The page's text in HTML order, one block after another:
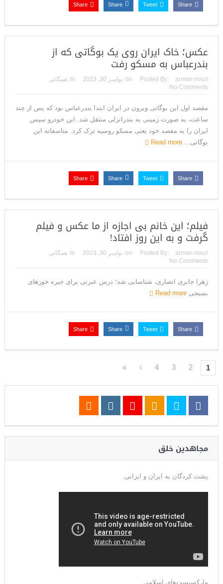
Share
Tweet
Share
Share
عکس؛ خاک ایران روی یک بوگاتی که از
بندرعباس به مسکو رفت
Posted By: arman nouri
on: نوامبر 30, 2023 In:
همگانی
No Comments
مقصد اول این بوگاتی ویرون در ایران ابتدا بندرعباس بود که پس از چند
ساعت، به صورت زمینی به بندرانزلی منتقل شد. این خودرو سپس
ایران را به مقصد خود یعنی مسکو روسیه ترک کرد. متاسفانه این
بوگاتی... Read more
Share
Tweet
Share
Share
فیلم؛ این خانم بی اجازه از ما عکس و فیلم
گرفت و به این روز افتاد!
Posted By: arman nouri
on: نوامبر 30, 2023 In:
همگانی
No Comments
زهرا جابری انصاری، شناسایی شد؛ درس عبرتی برای جیره خورهای
بسیجی Read more
Share
Tweet
Share
Share
1
2
3
4
›
»
مجاهدین خلق
پشت کردگان به ایران و ایرانی.
مارکسیست‌های اسلامی